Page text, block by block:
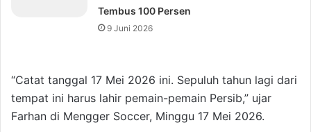
Tembus 100 Persen
9 Juni 2026
“Catat tanggal 17 Mei 2026 ini. Sepuluh tahun lagi dari
tempat ini harus lahir pemain-pemain Persib,” ujar
Farhan di Mengger Soccer, Minggu 17 Mei 2026.